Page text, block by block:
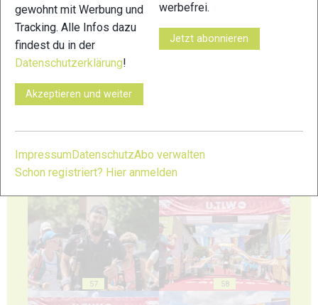
57 58
gewohnt mit Werbung und
Tracking. Alle Infos dazu
findest du in der
Datenschutzerklärung!
Akzeptieren und weiter
werbefrei.
Jetzt abonnieren
ImpressumDatenschutzAbo verwalten
Schon registriert? Hier anmelden